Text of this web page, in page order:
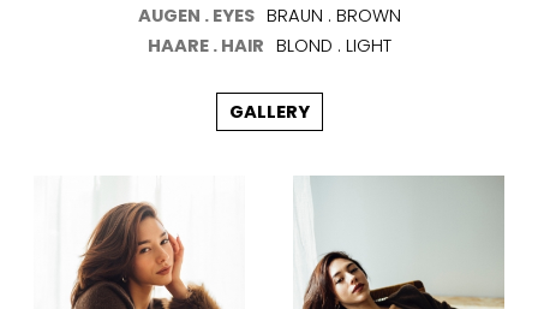
AUGEN . EYES BRAUN . BROWN
HAARE . HAIR BLOND . LIGHT
GALLERY